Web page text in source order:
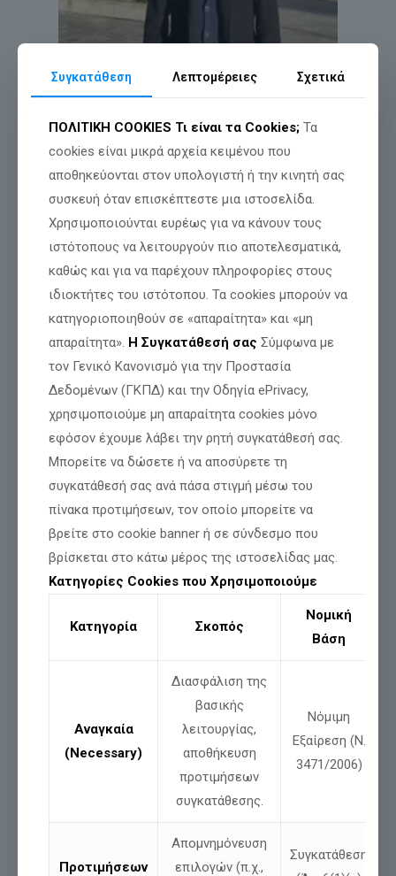
Το Πλήρωμα του Χρόνου…
Το 2026 ευχόμαστε να έρθει το πλήρωμα του χρόνου.
, με τη χάρη του Θεού, η Ελλάδα θα
απελευθερωθεί
από κάθε μορφή σκλαβιάς και θα αποτινάξει
δεσμά ξένα προς την πίστη και την παράδοσή της.
Να εξέλθειαπό την πνευματική σύγχυση
Συγκατάθεση Λεπτομέρειες Σχετικά
ΠΟΛΙΤΙΚΗ COOKIES Τι είναι τα Cookies; Τα
cookies είναι μικρά αρχεία κειμένου που
αποθηκεύονται στον υπολογιστή ή την κινητή σας
συσκευή όταν επισκέπτεστε μια ιστοσελίδα.
Χρησιμοποιούνται ευρέως για να κάνουν τους
ιστότοπους να λειτουργούν πιο αποτελεσματικά,
καθώς και για να παρέχουν πληροφορίες στους
ιδιοκτήτες του ιστότοπου. Τα cookies μπορούν να
κατηγοριοποιηθούν σε «απαραίτητα» και «μη
απαραίτητα». Η Συγκατάθεσή σας Σύμφωνα με
τον Γενικό Κανονισμό για την Προστασία
Δεδομένων (ΓΚΠΔ) και την Οδηγία ePrivacy,
χρησιμοποιούμε μη απαραίτητα cookies μόνο
εφόσον έχουμε λάβει την ρητή συγκατάθεσή σας.
Μπορείτε να δώσετε ή να αποσύρετε τη
συγκατάθεσή σας ανά πάσα στιγμή μέσω του
πίνακα προτιμήσεων, τον οποίο μπορείτε να
βρείτε στο cookie banner ή σε σύνδεσμο που
βρίσκεται στο κάτω μέρος της ιστοσελίδας μας.
Κατηγορίες Cookies που Χρησιμοποιούμε
Κατηγορία Σκοπός
Νομική
Βάση
Αναγκαία
(Necessary)
Διασφάλιση της
βασικής
λειτουργίας,
αποθήκευση
προτιμήσεων
συγκατάθεσης.
Νόμιμη
Εξαίρεση (Ν.
3471/2006)
Προτιμήσεων
Απομνημόνευση
επιλογών (π.χ.,
Συγκατάθεση